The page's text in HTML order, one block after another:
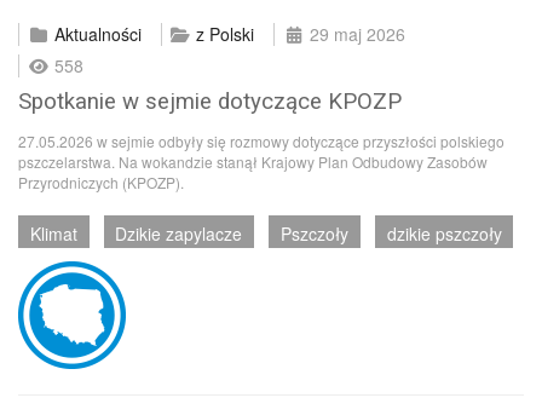
Aktualności z Polski
29 maj 2026
558
Spotkanie w sejmie dotyczące KPOZP
27.05.2026 w sejmie odbyły się rozmowy dotyczące przyszłości polskiego
pszczelarstwa. Na wokandzie stanął Krajowy Plan Odbudowy Zasobów
Przyrodniczych (KPOZP).
Klimat Dzikie zapylacze Pszczoły dzikie pszczoły